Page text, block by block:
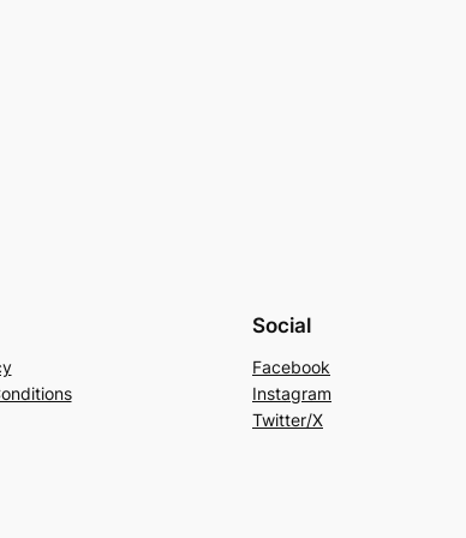
Social
Facebook
Instagram
Twitter/X